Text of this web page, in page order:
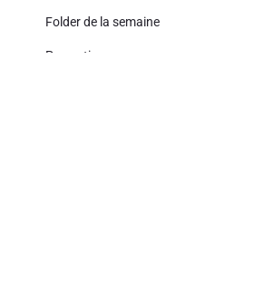
Folder de la semaine
Promotions